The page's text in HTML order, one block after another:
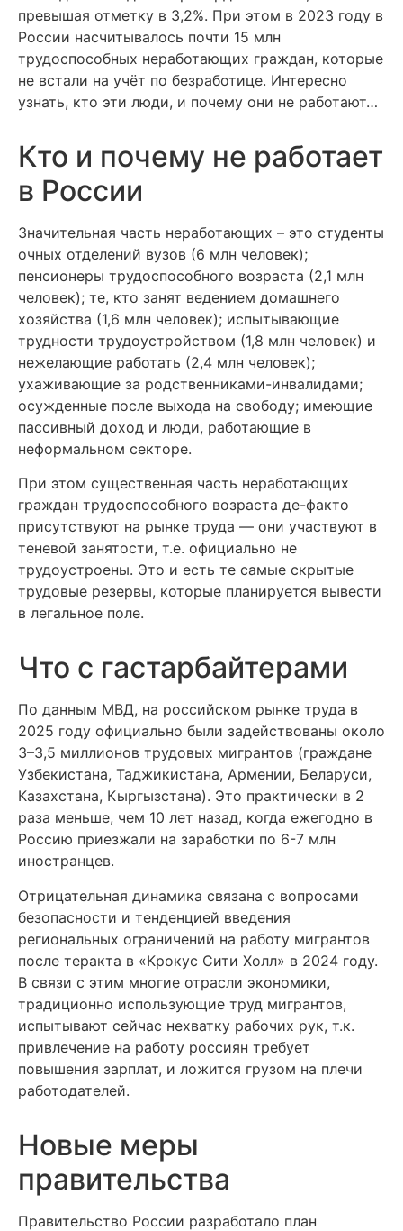
превышая отметку в 3,2%. При этом в 2023 году в
России насчитывалось почти 15 млн
трудоспособных неработающих граждан, которые
не встали на учёт по безработице. Интересно
узнать, кто эти люди, и почему они не работают…
Кто и почему не работает
в России
Значительная часть неработающих – это студенты
очных отделений вузов (6 млн человек);
пенсионеры трудоспособного возраста (2,1 млн
человек); те, кто занят ведением домашнего
хозяйства (1,6 млн человек); испытывающие
трудности трудоустройством (1,8 млн человек) и
нежелающие работать (2,4 млн человек);
ухаживающие за родственниками-инвалидами;
осужденные после выхода на свободу; имеющие
пассивный доход и люди, работающие в
неформальном секторе.
При этом существенная часть неработающих
граждан трудоспособного возраста де-факто
присутствуют на рынке труда — они участвуют в
теневой занятости, т.е. официально не
трудоустроены. Это и есть те самые скрытые
трудовые резервы, которые планируется вывести
в легальное поле.
Что с гастарбайтерами
По данным МВД, на российском рынке труда в
2025 году официально были задействованы около
3–3,5 миллионов трудовых мигрантов (граждане
Узбекистана, Таджикистана, Армении, Беларуси,
Казахстана, Кыргызстана). Это практически в 2
раза меньше, чем 10 лет назад, когда ежегодно в
Россию приезжали на заработки по 6-7 млн
иностранцев.
Отрицательная динамика связана с вопросами
безопасности и тенденцией введения
региональных ограничений на работу мигрантов
после теракта в «Крокус Сити Холл» в 2024 году.
В связи с этим многие отрасли экономики,
традиционно использующие труд мигрантов,
испытывают сейчас нехватку рабочих рук, т.к.
привлечение на работу россиян требует
повышения зарплат, и ложится грузом на плечи
работодателей.
Новые меры
правительства
Правительство России разработало план